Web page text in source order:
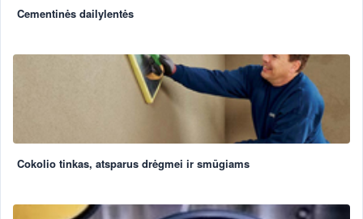
Cementinės dailylentės
Cokolio tinkas, atsparus drėgmei ir smūgiams